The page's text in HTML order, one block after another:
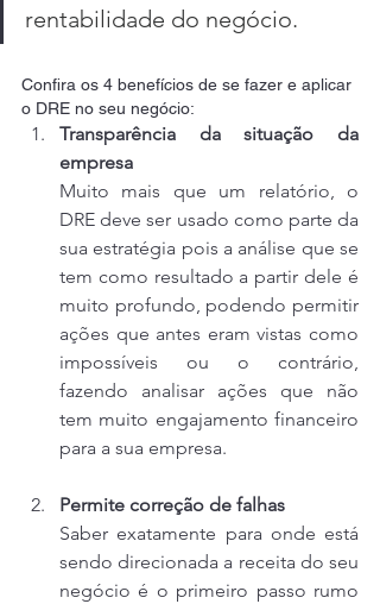
rentabilidade do negócio.
Confira os 4 benefícios de se fazer e aplicar
o DRE no seu negócio:
Transparência da situação da
empresa
Muito mais que um relatório, o
DRE deve ser usado como parte da
sua estratégia pois a análise que se
tem como resultado a partir dele é
muito profundo, podendo permitir
ações que antes eram vistas como
impossíveis ou o contrário,
fazendo analisar ações que não
tem muito engajamento financeiro
para a sua empresa.
Permite correção de falhas
Saber exatamente para onde está
sendo direcionada a receita do seu
negócio é o primeiro passo rumo